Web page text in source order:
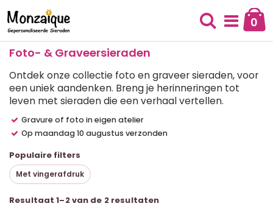
naar
de
inhoud
Cart
0
Zoek
Foto- & Graveersieraden
Ontdek onze collectie foto en graveer sieraden,voor
een uniek aandenken. Breng je herinneringen tot
leven met sieraden die een verhaal vertellen.
Gravure of foto in eigen atelier
Op maandag 10 augustus verzonden
Populaire filters
Met vingerafdruk
Resultaat 1–2 van de 2 resultaten